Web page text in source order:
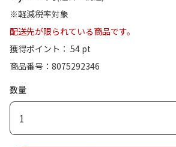
※軽減税率対象
配送先が限られている商品です。
獲得ポイント： 54 pt
商品番号
8075292346
数量
1